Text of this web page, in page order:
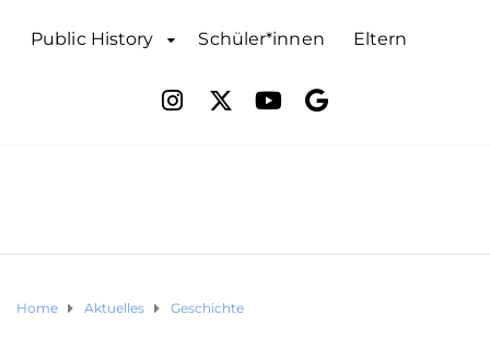
Public History Schüler*innen Eltern
Home Aktuelles Geschichte